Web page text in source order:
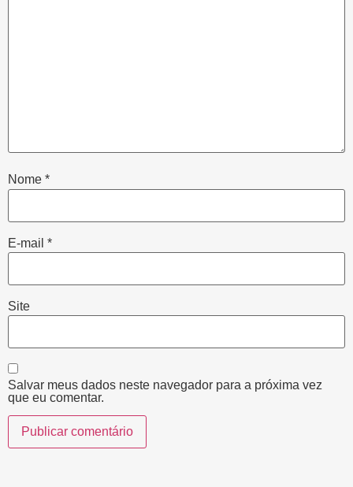
Nome *
E-mail *
Site
Salvar meus dados neste navegador para a próxima vez
que eu comentar.